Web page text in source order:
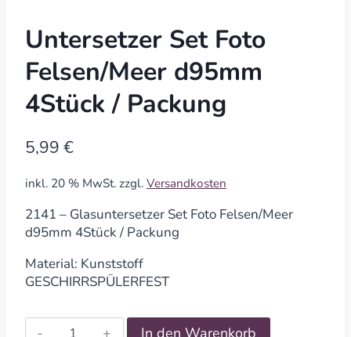
Untersetzer Set Foto
Felsen/Meer d95mm
4Stück / Packung
5,99 €
inkl. 20 % MwSt. zzgl. Versandkosten
2141 – Glasuntersetzer Set Foto Felsen/Meer
d95mm 4Stück / Packung
Material: Kunststoff
GESCHIRRSPÜLERFEST
Untersetzer